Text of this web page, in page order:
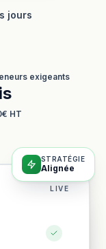
jours
exigeants
HT
LIVE
STRATÉGIE
Alignée